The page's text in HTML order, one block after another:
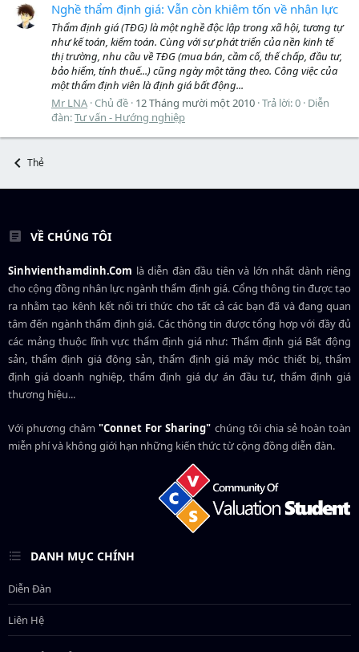
Nghề thẩm định giá: Vẫn còn khiêm tốn về nhân lực
Thẩm định giá (TĐG) là một nghề độc lập trong xã hội, tương tự
như kế toán, kiểm toán. Cùng với sự phát triển của nền kinh tế
thị trường, nhu cầu về TĐG (mua bán, cầm cố, thế chấp, đầu tư,
bảo hiểm, tính thuế...) cũng ngày một tăng theo. Công việc của
một thẩm định viên là định giá bất động...
Mr LNA Chủ đề 12 Tháng mười một 2010 Trả lời: 0 Diễn
đàn:Tư vấn - Hướng nghiệp
Thẻ
VỀ CHÚNG TÔI
Sinhvienthamdinh.Com là diễn đàn đầu tiên và lớn nhất dành riêng
cho cộng đồng nhân lực ngànhthẩm định giá. Cổng thông tin được tạo
ra nhằm tạo kênh kết nối tri thức cho tất cả các bạn đã và đang quan
tâm đến ngành thẩm định giá. Các thông tin được tổng hợp với đầy đủ
các mảng thuộc lĩnh vực thẩm định giá như: Thẩm định giá Bất động
sản, thẩm định giá động sản, thẩm định giá máy móc thiết bị, thẩm
định giá doanh nghiệp, thẩm định giá dự án đầu tư, thẩm định giá
thương hiệu...
Với phương châm"Connet For Sharing" chúng tôi chia sẻ hoàn toàn
miễn phí và không giới hạn những kiến thức từ cộng đồng diễn đàn.
DANH MỤC CHÍNH
Diễn Đàn
Liên Hệ